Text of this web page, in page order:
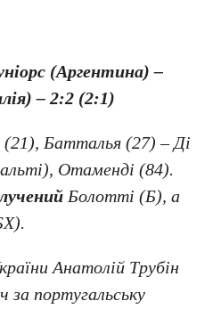
(Аргентина) –
– 2:2 (2:1)
Батталья (27) – Ді
Отаменді (84).
Болотті (Б), а
Анатолій Трубін
за португальську